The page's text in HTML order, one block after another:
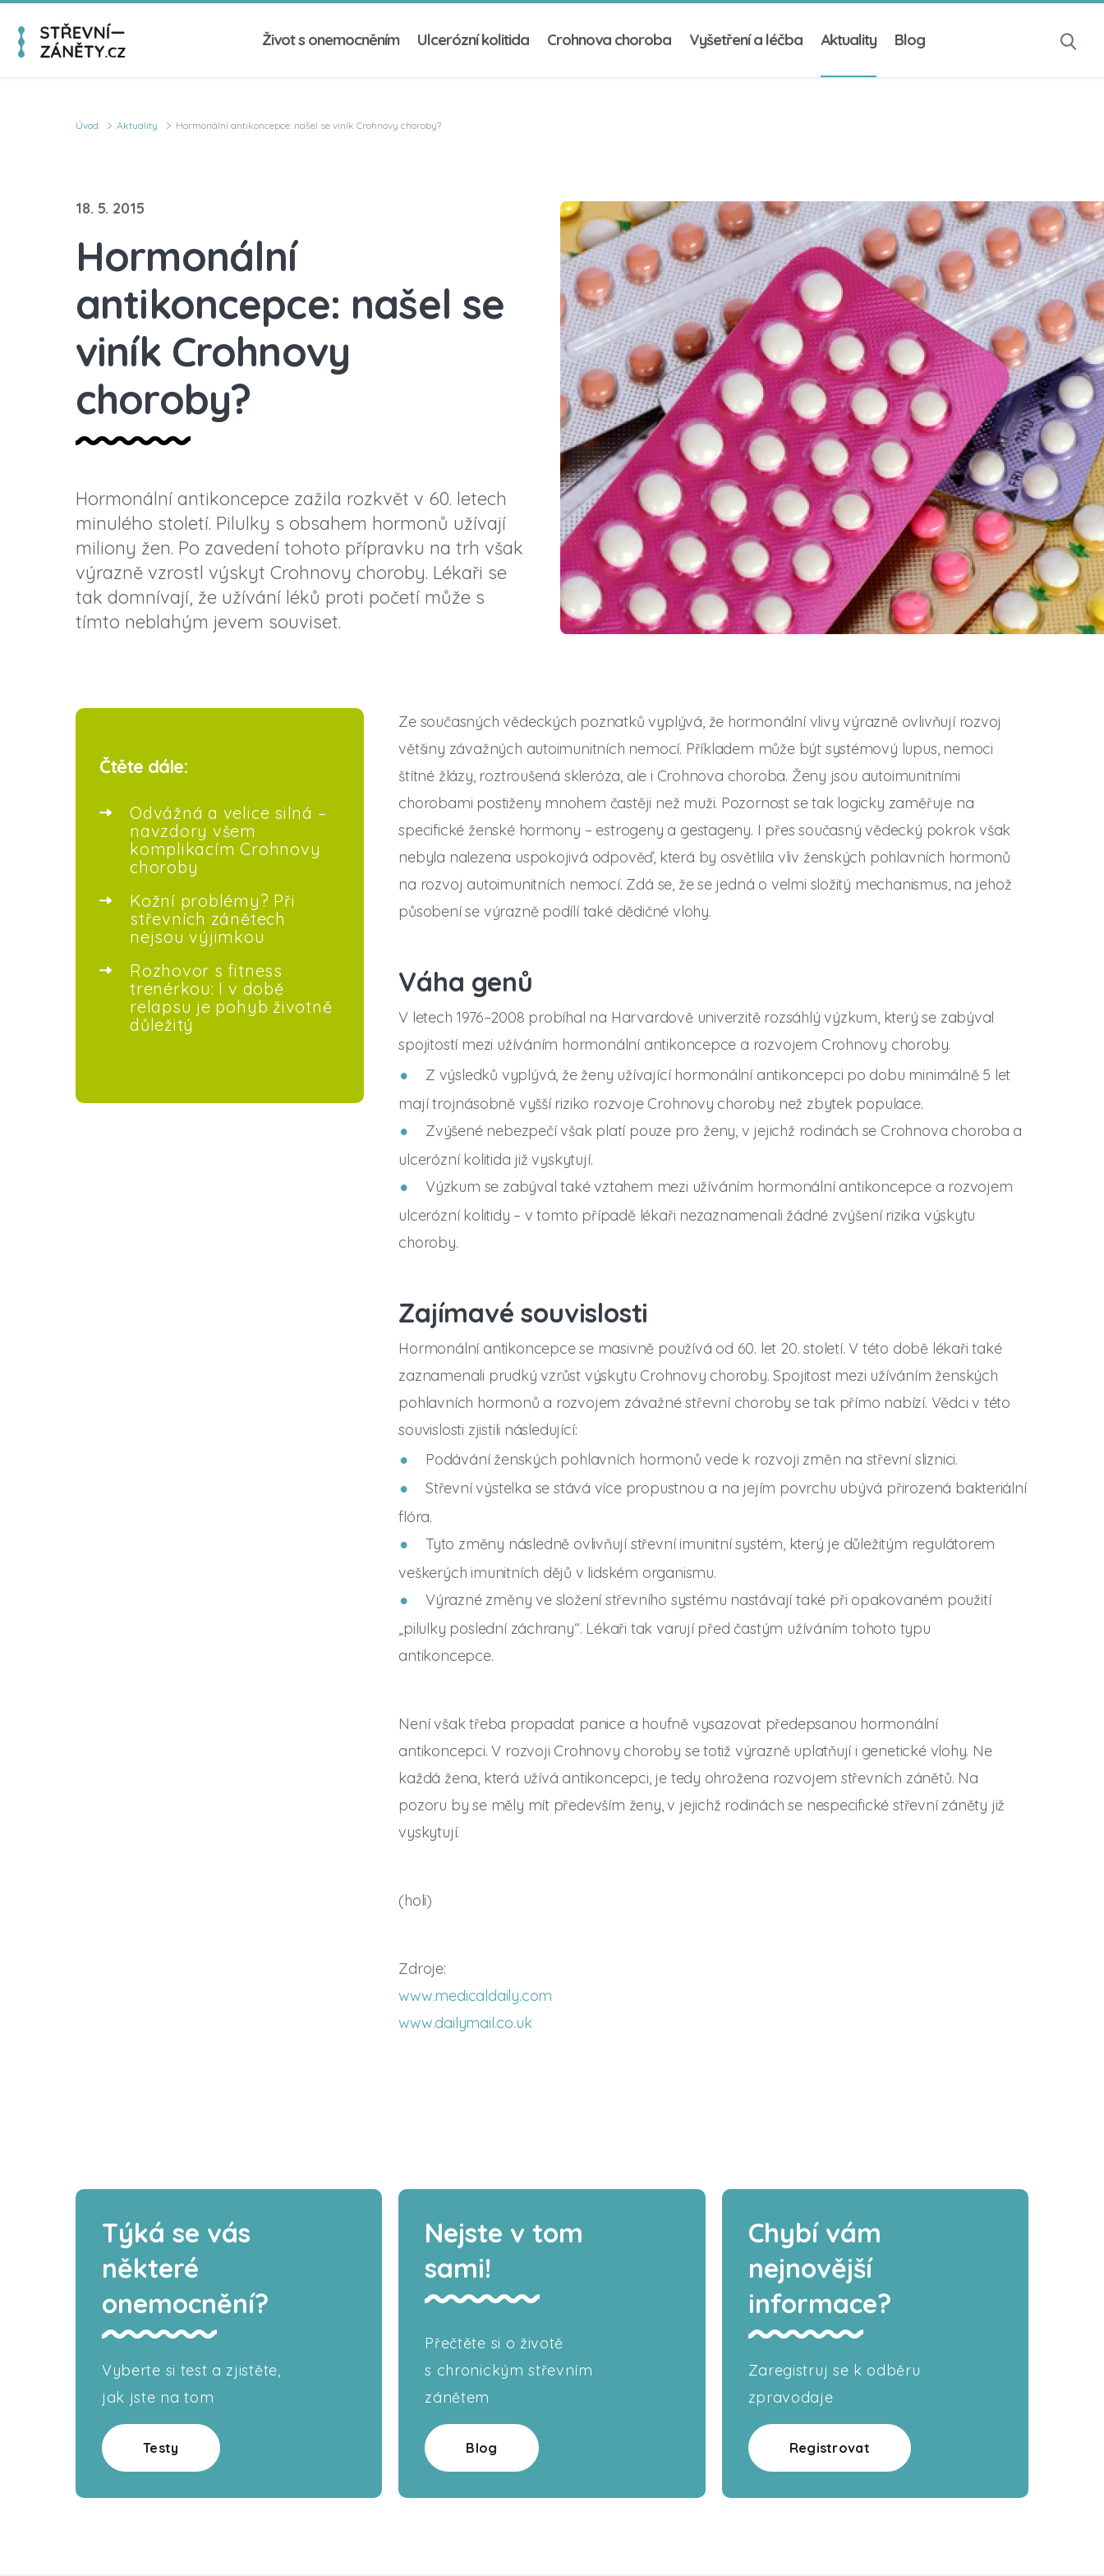
Život s onemocněním Ulcerózní kolitida Crohnova choroba Vyšetření a léčba Aktuality Blog
Úvod Aktuality Hormonální antikoncepce: našel se viník Crohnovy choroby?
18. 5. 2015
Hormonální
antikoncepce: našel se
viník Crohnovy
choroby?
Hormonální antikoncepce zažila rozkvět v 60. letech
minulého století. Pilulky s obsahem hormonů užívají
miliony žen. Po zavedení tohoto přípravku na trh však
výrazně vzrostl výskyt Crohnovy choroby. Lékaři se
tak domnívají, že užívání léků proti početí může s
tímto neblahým jevem souviset.
Čtěte dále:
Odvážná a velice silná –
navzdory všem
komplikacím Crohnovy
choroby
Kožní problémy? Při
střevních zánětech
nejsou výjimkou
Rozhovor s fitness
trenérkou: I v době
relapsu je pohyb životně
důležitý
Ze současných vědeckých poznatků vyplývá, že hormonální vlivy výrazně ovlivňují rozvoj
většiny závažných autoimunitních nemocí. Příkladem může být systémový lupus, nemoci
štítné žlázy, roztroušená skleróza, ale i Crohnova choroba. Ženy jsou autoimunitními
chorobami postiženy mnohem častěji než muži. Pozornost se tak logicky zaměřuje na
specifické ženské hormony – estrogeny a gestageny. I přes současný vědecký pokrok však
nebyla nalezena uspokojivá odpověď, která by osvětlila vliv ženských pohlavních hormonů
na rozvoj autoimunitních nemocí. Zdá se, že se jedná o velmi složitý mechanismus, na jehož
působení se výrazně podílí také dědičné vlohy.
Váha genů
V letech 1976–2008 probíhal na Harvardově univerzitě rozsáhlý výzkum, který se zabýval
spojitostí mezi užíváním hormonální antikoncepce a rozvojem Crohnovy choroby.
Z výsledků vyplývá, že ženy užívající hormonální antikoncepci po dobu minimálně 5 let
mají trojnásobně vyšší riziko rozvoje Crohnovy choroby než zbytek populace.
Zvýšené nebezpečí však platí pouze pro ženy, v jejichž rodinách se Crohnova choroba a
ulcerózní kolitida již vyskytují.
Výzkum se zabýval také vztahem mezi užíváním hormonální antikoncepce a rozvojem
ulcerózní kolitidy – v tomto případě lékaři nezaznamenali žádné zvýšení rizika výskytu
choroby.
Zajímavé souvislosti
Hormonální antikoncepce se masivně používá od 60. let 20. století. V této době lékaři také
zaznamenali prudký vzrůst výskytu Crohnovy choroby. Spojitost mezi užíváním ženských
pohlavních hormonů a rozvojem závažné střevní choroby se tak přímo nabízí. Vědci v této
souvislosti zjistili následující:
Podávání ženských pohlavních hormonů vede k rozvoji změn na střevní sliznici.
Střevní výstelka se stává více propustnou a na jejím povrchu ubývá přirozená bakteriální
flóra.
Tyto změny následně ovlivňují střevní imunitní systém, který je důležitým regulátorem
veškerých imunitních dějů v lidském organismu.
Výrazné změny ve složení střevního systému nastávají také při opakovaném použití
„pilulky poslední záchrany“. Lékaři tak varují před častým užíváním tohoto typu
antikoncepce.
Není však třeba propadat panice a houfně vysazovat předepsanou hormonální
antikoncepci. V rozvoji Crohnovy choroby se totiž výrazně uplatňují i genetické vlohy. Ne
každá žena, která užívá antikoncepci, je tedy ohrožena rozvojem střevních zánětů. Na
pozoru by se měly mít především ženy, v jejichž rodinách se nespecifické střevní záněty již
vyskytují.
(holi)
Zdroje:
www.medicaldaily.com
www.dailymail.co.uk
Týká se vás
některé
onemocnění?
Vyberte si test a zjistěte,
jak jste na tom
Testy
Nejste v tom
sami!
Přečtěte si o životě
s chronickým střevním
zánětem
Blog
Chybí vám
nejnovější
informace?
Zaregistruj se k odběru
zpravodaje
Registrovat